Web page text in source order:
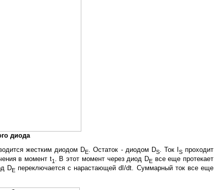
диода
жестким диодом DЕ. Остаток - диодом DS. Ток I Sпроходит
в момент t1 . В этот момент через диод DЕвсе еще протекает
DЕпереключается с нарастающей dI/dt. Суммарный ток все еще